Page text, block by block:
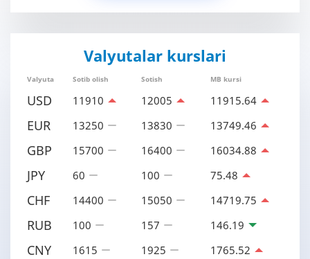
Valyutalar kurslari
Valyuta Sotib olish Sotish MB kursi
USD 11910 12005 11915.64
EUR 13250 13830 13749.46
GBP 15700 16400 16034.88
JPY 60 100 75.48
CHF 14400 15050 14719.75
RUB 100 157 146.19
CNY 1615 1925 1765.52